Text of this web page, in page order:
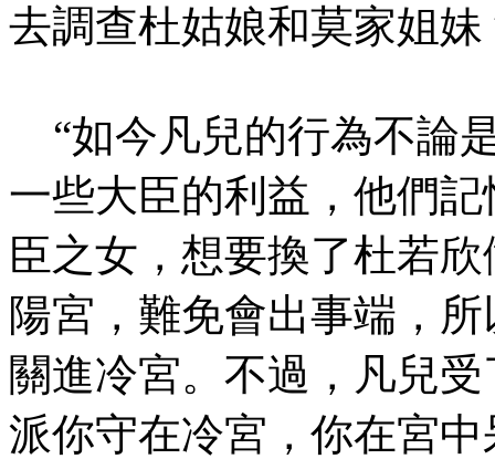
去調查杜姑娘和莫家姐
“如今凡兒的行為不論
一些大臣的利益，他們
臣之女，想要換了杜若
陽宮，難免會出事端，
關進冷宮。不過，凡兒
派你守在冷宮，你在宮